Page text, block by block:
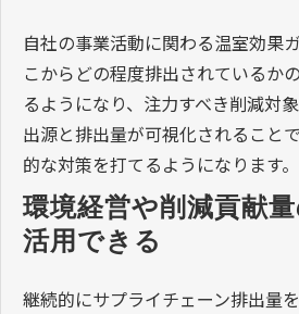
自社の事業活動に関わる温室効果
こからどの程度排出されているか
るようになり、注力すべき削減対
出源と排出量が可視化されること
的な対策を打てるようになります。
環境経営や削減貢献
活用できる
継続的にサプライチェーン排出量